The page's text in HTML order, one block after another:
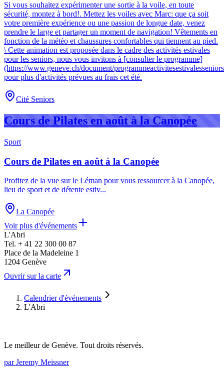
Si vous souhaitez expérimenter une sortie à la voile, en toute
sécurité, montez à bord!. Mettez les voiles avec Marc: que ça soit
votre première expérience ou une passion de longue date, venez
prendre le large et partager un moment de navigation! Vêtements en
fonction de la météo et chaussures confortables qui tiennent au pied.
\ Cette animation est proposée dans le cadre des activités estivales
pour les seniors, nous vous invitons à [consulter le programme]
(https://www.geneve.ch/document/
pour plus d'activités prévues au frais cet été.
Cité Seniors
Cours de Pilates en août à la Canopée
Sport
Cours de Pilates en août à la Canopée
Profitez de la vue sur le Léman pour vous ressourcer à la Canopée,
lieu de sport et de détente estiv...
La Canopée
Voir plus d'événements
L'Abri
Tel. + 41 22 300 00 87
Place de la Madeleine 1
1204 Genève
L'Abri
+
−
Ouvrir sur la carte
Calendrier d'événements
L'Abri
Le meilleur de Genève. Tout droits réservés.
par Jeremy Meissner